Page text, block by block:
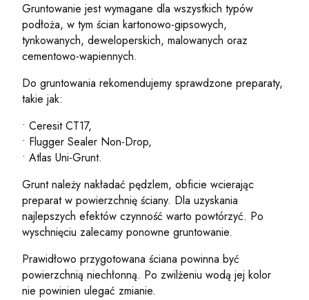
Gruntowanie jest wymagane dla wszystkich typów
podłoża, w tym ścian kartonowo-gipsowych,
tynkowanych, deweloperskich, malowanych oraz
cementowo-wapiennych.
Do gruntowania rekomendujemy sprawdzone preparaty,
takie jak:
• Ceresit CT17,
• Flugger Sealer Non-Drop,
• Atlas Uni-Grunt.
Grunt należy nakładać pędzlem, obficie wcierając
preparat w powierzchnię ściany. Dla uzyskania
najlepszych efektów czynność warto powtórzyć. Po
wyschnięciu zalecamy ponowne gruntowanie.
Prawidłowo przygotowana ściana powinna być
powierzchnią niechłonną. Po zwilżeniu wodą jej kolor
nie powinien ulegać zmianie.